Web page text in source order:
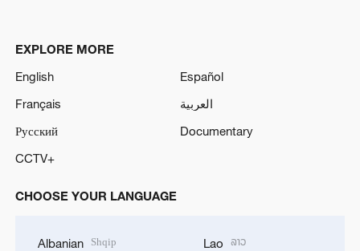
EXPLORE MORE
English
Español
Français
العربية
Русский
Documentary
CCTV+
CHOOSE YOUR LANGUAGE
Albanian Shqip Lao ລາວ